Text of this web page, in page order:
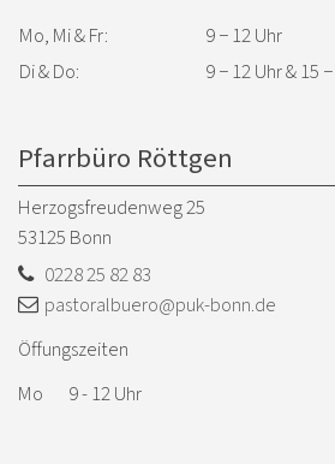
Mo, Mi & Fr:
9 − 12 Uhr
Di & Do:
9 − 12 Uhr & 15
Pfarrbüro Röttgen
Herzogsfreudenweg 25
53125 Bonn
0228 25 82 83
pastoralbuero@puk-bonn.de
Öffungszeiten
Mo 9 - 12 Uhr